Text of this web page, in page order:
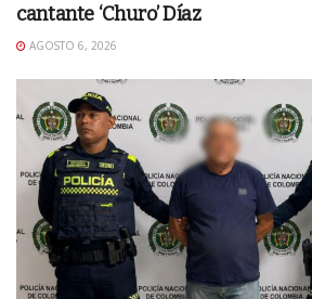
cantante ‘Churo’ Díaz
AGOSTO 6, 2026